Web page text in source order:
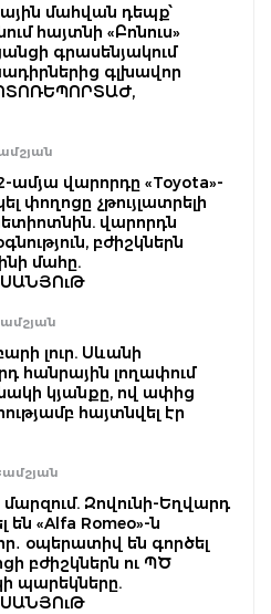
մահվան դեպք՝
հայտնի «Բոնուս»
գրասենյակում
գլխավոր
ամյա վարորդը «Toyota»-
փողոցը չթույլատրելի
վարորդն
բժիշկներն
մահը.
լուր. Սևանի
հանրային լողափում
կյանքը, ով ափից
հայտնվել էր
Զովունի-Եղվարդ
«Alfa Romeo»-ն
օպերատիվ են գործել
բժիշկներն ու ՊԾ
պարեկները.